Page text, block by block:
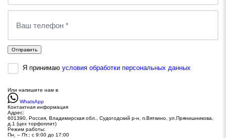
Отправить
Я принимаю условия обработки персональных данных
Или напишите нам в
WhatsApp
Контактная информация
Адрес:
601390, Россия, Владимирская обл., Судогодский р-н, п.Вяткино, ул.Прянишникова,
д.1 (цех торфоплит)
Режим работы:
Пн. – Пт.: с 9:00 до 17:00